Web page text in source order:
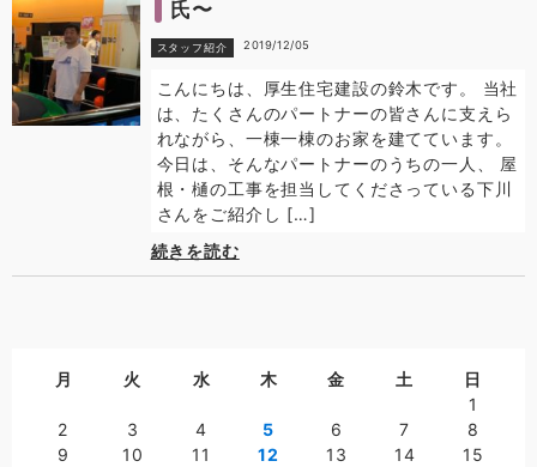
氏〜
スタッフ紹介 2019/12/05
こんにちは、厚生住宅建設の鈴木です。 当社
は、たくさんのパートナーの皆さんに支えら
れながら、一棟一棟のお家を建てています。
今日は、そんなパートナーのうちの一人、 屋
根・樋の工事を担当してくださっている下川
さんをご紹介し […]
続きを読む
月 火 水 木 金 土
日
1
2
3 4 5 6 7
8
9
10 11 12 13 14
15